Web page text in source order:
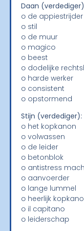
Daan
o de appiestrijder
o stil
o de muur
o magico
o beest
o dodelijke
o harde werker
o consistent
o opstormend
Stijn (verdediger):
o het kopkanon
o volwassen
o de leider
o betonblok
o antistress
o aanvoerder
o lange lummel
o heerlijk
o il capitano
o leiderschap